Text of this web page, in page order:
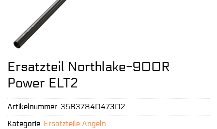
Ersatzteil Northlake-900R
Power ELT2
Artikelnummer: 3583784047302
Kategorie: Ersatzteile Angeln